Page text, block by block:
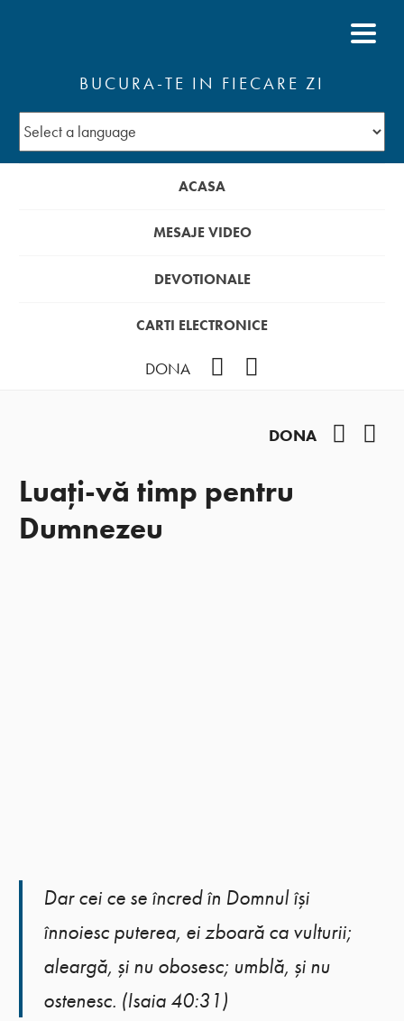
BUCURA-TE IN FIECARE ZI
ACASA
MESAJE VIDEO
DEVOTIONALE
CARTI ELECTRONICE
DONA
DONA
Luați-vă timp pentru
Dumnezeu
Dar cei ce se încred în Domnul îşi
înnoiesc puterea, ei zboară ca vulturii;
aleargă, şi nu obosesc; umblă, şi nu
ostenesc. (Isaia 40:31)